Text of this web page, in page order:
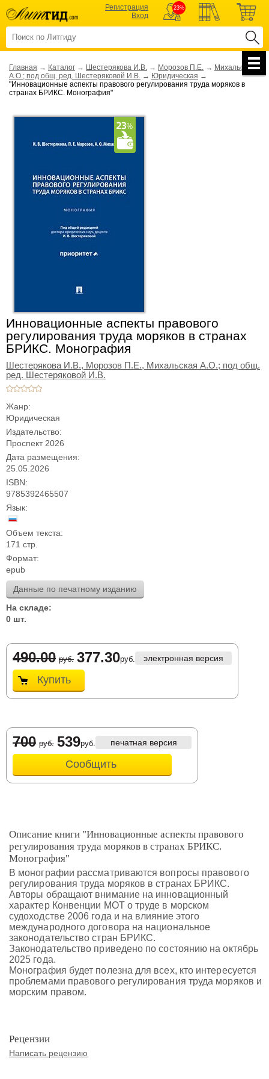
Регистрация
Вход
23%
Главная → Каталог → Шестерякова И.В. → Морозов П.Е. → Михальская
А.О.; под общ. ред. Шестеряковой И.В. → Юридическая →
"Инновационные аспекты правового регулирования труда моряков в
странах БРИКС. Монография"
Инновационные аспекты правового
регулирования труда моряков в странах
БРИКС. Монография
Шестерякова И.В., Морозов П.Е., Михальская А.О.; под общ.
ред. Шестеряковой И.В.
Жанр:
Юридическая
Издательство:
Проспект 2026
Дата размещения:
25.05.2026
ISBN:
9785392465507
Язык:
Объем текста:
171 стр.
Формат:
epub
Данные по печатному изданию
На складе:
0 шт.
490.00 руб. 377.30руб. электронная версия
Купить
700 руб. 539руб. печатная версия
Сообщить
Описание книги "Инновационные аспекты правового
регулирования труда моряков в странах БРИКС.
Монография"
В монографии рассматриваются вопросы правового
регулирования труда моряков в странах БРИКС.
Авторы обращают внимание на инновационный
характер Конвенции МОТ о труде в морском
судоходстве 2006 года и на влияние этого
международного договора на национальное
законодательство стран БРИКС.
Законодательство приведено по состоянию на октябрь
2025 года.
Монография будет полезна для всех, кто интересуется
проблемами правового регулирования труда моряков и
морским правом.
Рецензии
Написать рецензию